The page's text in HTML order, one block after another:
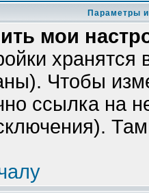
Параметры
мои
Чтобы
ссылка на